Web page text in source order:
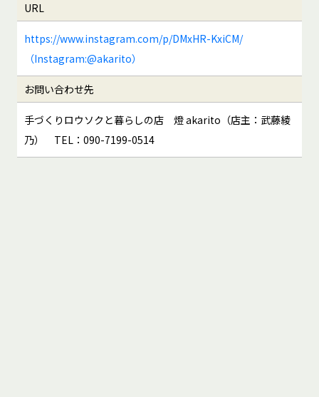
URL
https://www.instagram.com/p/DMxHR-KxiCM/
（Instagram:@akarito）
お問い合わせ先
手づくりロウソクと暮らしの店 燈 akarito（店主：武藤綾
乃） TEL：090-7199-0514